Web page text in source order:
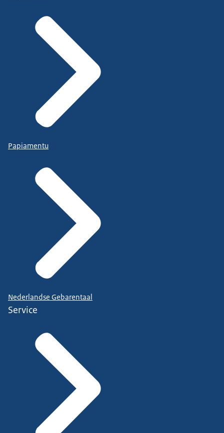
Papiamentu
Nederlandse Gebarentaal
Service